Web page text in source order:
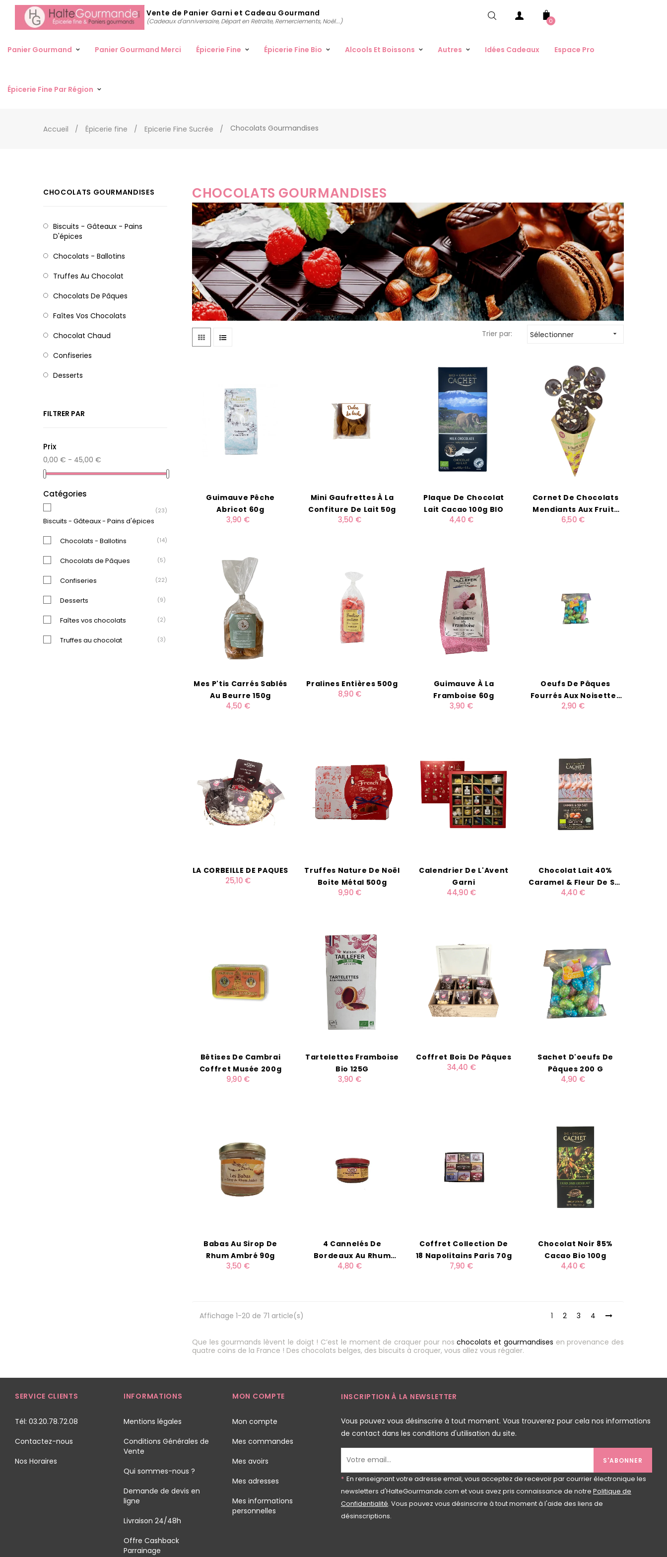
Vente de Panier Garni et Cadeau Gourmand
(Cadeaux d'anniversaire, Départ en Retraite, Remerciements, Noël...) 0
Panier Gourmand Panier Gourmand Merci Épicerie Fine Épicerie Fine Bio Alcools Et Boissons Autres Idées Cadeaux Espace Pro
Épicerie Fine Par Région
Accueil Épicerie fine Epicerie Fine Sucrée Chocolats Gourmandises
CHOCOLATS GOURMANDISES
Biscuits - Gâteaux - Pains
D'épices
Chocolats - Ballotins
Truffes Au Chocolat
Chocolats De Pâques
Faîtes Vos Chocolats
Chocolat Chaud
Confiseries
Desserts
FILTRER PAR
Prix
0,00 € - 45,00 €
Catégories
Biscuits - Gâteaux - Pains d'épices
(23)
Chocolats - Ballotins (14)
Chocolats de Pâques (5)
Confiseries (22)
Desserts (9)
Faîtes vos chocolats (2)
Truffes au chocolat (3)
CHOCOLATS GOURMANDISES
Trier par: Sélectionner 
Guimauve Pêche
Abricot 60g
3,90 €
Mini Gaufrettes À La
Confiture De Lait 50g
3,50 €
Plaque De Chocolat
Lait Cacao 100g BIO
4,40 €
Cornet De Chocolats
Mendiants Aux Fruits
Secs 65G
6,50 €
Mes P'tis Carrés Sablés
Au Beurre 150g
4,50 €
Pralines Entières 500g
8,90 €
Guimauve À La
Framboise 60g
3,90 €
Oeufs De Pâques
Fourrés Aux Noisettes
100g
2,90 €
LA CORBEILLE DE PAQUES
25,10 €
Truffes Nature De Noël
Boite Métal 500g
9,90 €
Calendrier De L'Avent
Garni
44,90 €
Chocolat Lait 40%
Caramel & Fleur De Sel
100g BIO
4,40 €
Bêtises De Cambrai
Coffret Musée 200g
9,90 €
Tartelettes Framboise
Bio 125G
3,90 €
Coffret Bois De Pâques
34,40 €
Sachet D'oeufs De
Pâques 200 G
4,90 €
Babas Au Sirop De
Rhum Ambré 90g
3,50 €
4 Cannelés De
Bordeaux Au Rhum
160g
4,80 €
Coffret Collection De
18 Napolitains Paris 70g
7,90 €
Chocolat Noir 85%
Cacao Bio 100g
4,40 €
Affichage 1-20 de 71 article(s) 1 2 3 4
Que les gourmands lèvent le doigt ! C’est le moment de craquer pour noschocolats et gourmandises en provenance des
quatre coins de la France ! Des chocolats belges, des biscuits à croquer, vous allez vous régaler.
SERVICE CLIENTS
Tél: 03.20.78.72.08
Contactez-nous
Nos Horaires
INFORMATIONS
Mentions légales
Conditions Générales de
Vente
Qui sommes-nous ?
Demande de devis en
ligne
Livraison 24/48h
Offre Cashback
Parrainage
MON COMPTE
Mon compte
Mes commandes
Mes avoirs
Mes adresses
Mes informations
personnelles
INSCRIPTION À LA NEWSLETTER
Vous pouvez vous désinscrire à tout moment. Vous trouverez pour cela nos informations
de contact dans les conditions d'utilisation du site.
S'ABONNER
* En renseignant votre adresse email, vous acceptez de recevoir par courrier électronique les
newsletters d'HalteGourmande.com et vous avez pris connaissance de notre Politique de
Confidentialité. Vous pouvez vous désinscrire à tout moment à l'aide des liens de
désinscriptions.